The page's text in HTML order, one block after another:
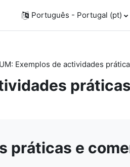
Português - Portugal ‎(pt)‎
Exemplos de actividades
práticas e